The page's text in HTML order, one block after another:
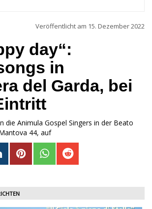
Veröffentlicht am 15. Dezember 2022
day“:
in
del Garda, bei
die Animula Gospel Singers in der Beato
44, auf